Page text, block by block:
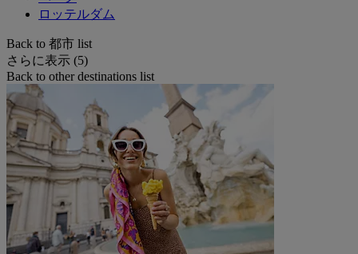
4.4 / 5
ibis Styles Delft City Centre